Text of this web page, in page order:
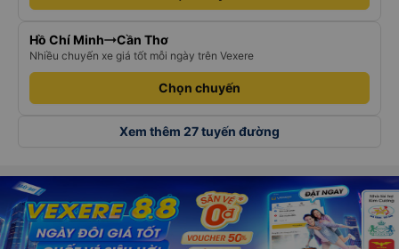
Hồ Chí Minh Cần Thơ
Nhiều chuyến xe giá tốt mỗi ngày trên Vexere
Chọn chuyến
Xem thêm 27 tuyến đường